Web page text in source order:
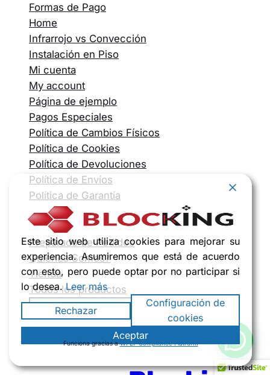
Formas de Pago
Home
Infrarrojo vs Convección
Instalación en Piso
Mi cuenta
My account
Página de ejemplo
Pagos Especiales
Política de Cambios Físicos
Política de Cookies
Política de Devoluciones
Política de Envíos
Política de Garantía
Política de Inventarios
Política de Reembolsos
Preparado de Pedidos
Quiénes Somos?
Tienda
Todos los productos
Este sitio web utiliza cookies para mejorar su
experiencia. Asumiremos que está de acuerdo
con esto, pero puede optar por no participar si
lo desea.Leer más
Rechazar
Configuración de
cookies
Aceptar
Funciona gracias aWPLP Compliance Platform